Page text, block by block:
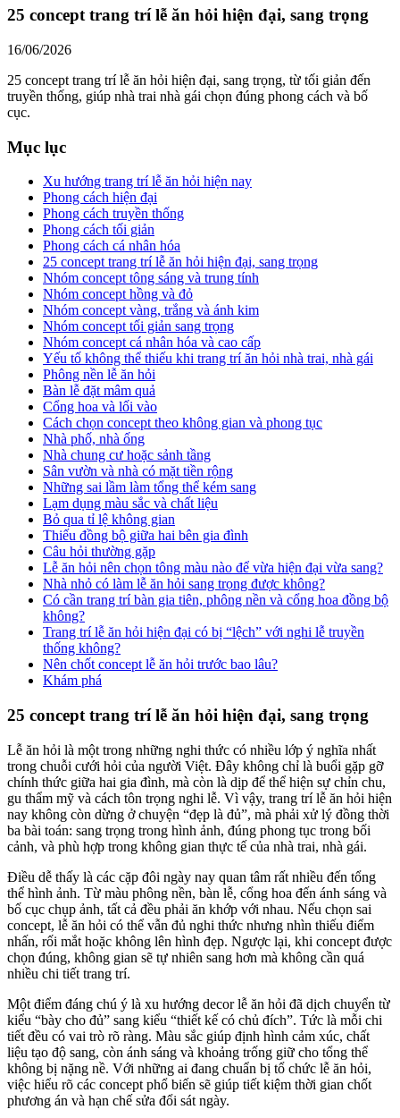
25 concept trang trí lễ ăn hỏi hiện đại, sang trọng
16/06/2026
25 concept trang trí lễ ăn hỏi hiện đại, sang trọng, từ tối giản đến
truyền thống, giúp nhà trai nhà gái chọn đúng phong cách và bố
cục.
Mục lục
Xu hướng trang trí lễ ăn hỏi hiện nay
Phong cách hiện đại
Phong cách truyền thống
Phong cách tối giản
Phong cách cá nhân hóa
25 concept trang trí lễ ăn hỏi hiện đại, sang trọng
Nhóm concept tông sáng và trung tính
Nhóm concept hồng và đỏ
Nhóm concept vàng, trắng và ánh kim
Nhóm concept tối giản sang trọng
Nhóm concept cá nhân hóa và cao cấp
Yếu tố không thể thiếu khi trang trí ăn hỏi nhà trai, nhà gái
Phông nền lễ ăn hỏi
Bàn lễ đặt mâm quả
Cổng hoa và lối vào
Cách chọn concept theo không gian và phong tục
Nhà phố, nhà ống
Nhà chung cư hoặc sảnh tầng
Sân vườn và nhà có mặt tiền rộng
Những sai lầm làm tổng thể kém sang
Lạm dụng màu sắc và chất liệu
Bỏ qua tỉ lệ không gian
Thiếu đồng bộ giữa hai bên gia đình
Câu hỏi thường gặp
Lễ ăn hỏi nên chọn tông màu nào để vừa hiện đại vừa sang?
Nhà nhỏ có làm lễ ăn hỏi sang trọng được không?
Có cần trang trí bàn gia tiên, phông nền và cổng hoa đồng bộ
không?
Trang trí lễ ăn hỏi hiện đại có bị “lệch” với nghi lễ truyền
thống không?
Nên chốt concept lễ ăn hỏi trước bao lâu?
Khám phá
25 concept trang trí lễ ăn hỏi hiện đại, sang trọng
Lễ ăn hỏi là một trong những nghi thức có nhiều lớp ý nghĩa nhất
trong chuỗi cưới hỏi của người Việt. Đây không chỉ là buổi gặp gỡ
chính thức giữa hai gia đình, mà còn là dịp để thể hiện sự chỉn chu,
gu thẩm mỹ và cách tôn trọng nghi lễ. Vì vậy, trang trí lễ ăn hỏi hiện
nay không còn dừng ở chuyện “đẹp là đủ”, mà phải xử lý đồng thời
ba bài toán: sang trọng trong hình ảnh, đúng phong tục trong bối
cảnh, và phù hợp trong không gian thực tế của nhà trai, nhà gái.
Điều dễ thấy là các cặp đôi ngày nay quan tâm rất nhiều đến tổng
thể hình ảnh. Từ màu phông nền, bàn lễ, cổng hoa đến ánh sáng và
bố cục chụp ảnh, tất cả đều phải ăn khớp với nhau. Nếu chọn sai
concept, lễ ăn hỏi có thể vẫn đủ nghi thức nhưng nhìn thiếu điểm
nhấn, rối mắt hoặc không lên hình đẹp. Ngược lại, khi concept được
chọn đúng, không gian sẽ tự nhiên sang hơn mà không cần quá
nhiều chi tiết trang trí.
Một điểm đáng chú ý là xu hướng decor lễ ăn hỏi đã dịch chuyển từ
kiểu “bày cho đủ” sang kiểu “thiết kế có chủ đích”. Tức là mỗi chi
tiết đều có vai trò rõ ràng. Màu sắc giúp định hình cảm xúc, chất
liệu tạo độ sang, còn ánh sáng và khoảng trống giữ cho tổng thể
không bị nặng nề. Với những ai đang chuẩn bị tổ chức lễ ăn hỏi,
việc hiểu rõ các concept phổ biến sẽ giúp tiết kiệm thời gian chốt
phương án và hạn chế sửa đổi sát ngày.